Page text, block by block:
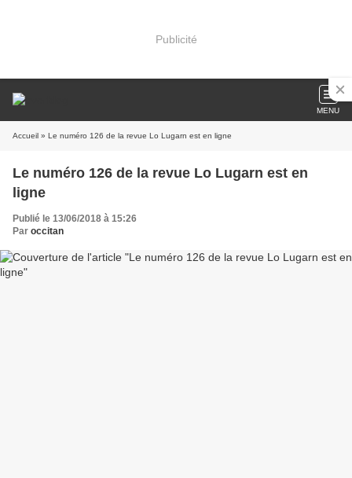
Publicité
MENU
Accueil » Le numéro 126 de la revue Lo Lugarn est en ligne
Le numéro 126 de la revue Lo Lugarn est en
ligne
Publié le 13/06/2018 à 15:26
Par occitan